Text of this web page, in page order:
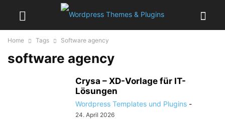
Home Tags Software agency
software agency
Crysa – XD-Vorlage für IT-
Lösungen
Wordpress Templates und Plugins -
24. April 2026